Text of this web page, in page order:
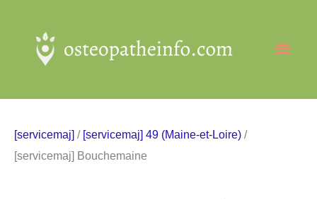
contenu
[servicemaj] / [servicemaj] 49 (Maine-et-Loire) /
[servicemaj] Bouchemaine